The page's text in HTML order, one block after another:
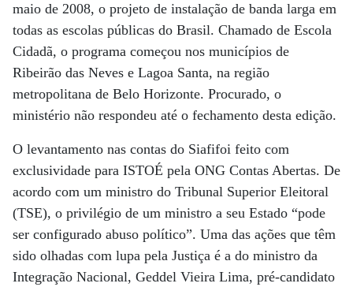
maio de 2008, o projeto de instalação de banda larga em
todas as escolas públicas do Brasil. Chamado de Escola
Cidadã, o programa começou nos municípios de
Ribeirão das Neves e Lagoa Santa, na região
metropolitana de Belo Horizonte. Procurado, o
ministério não respondeu até o fechamento desta edição.
O levantamento nas contas do Siafifoi feito com
exclusividade para ISTOÉ pela ONG Contas Abertas. De
acordo com um ministro do Tribunal Superior Eleitoral
(TSE), o privilégio de um ministro a seu Estado “pode
ser configurado abuso político”. Uma das ações que têm
sido olhadas com lupa pela Justiça é a do ministro da
Integração Nacional, Geddel Vieira Lima, pré-candidato